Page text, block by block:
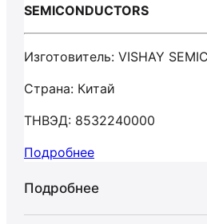
SEMICONDUCTORS
Изготовитель: VISHAY
Страна: Китай
ТНВЭД: 8532240000
Подробнее
Подробнее